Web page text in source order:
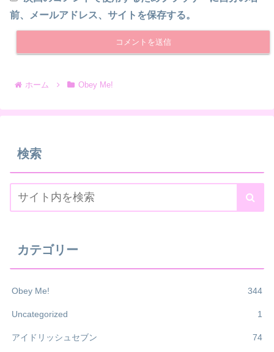
前、メールアドレス、サイトを保存する。
ホーム Obey Me!
検索
カテゴリー
Obey Me! 344
Uncategorized 1
アイドリッシュセブン 74